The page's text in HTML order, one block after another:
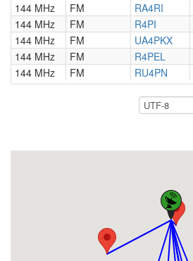
144 MHz
FM RA4RI
144 MHz
FM R4PI
144 MHz
FM UA4PKX
144 MHz
FM R4PEL
144 MHz
FM RU4PN